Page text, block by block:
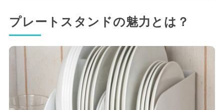
プレートスタンドの魅力とは？